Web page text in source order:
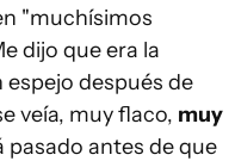
"muchísimos
dijo que era la
espejo después de
veía, muy flaco, muy
pasado antes de que